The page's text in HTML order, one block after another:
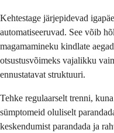
Kehtestage järjepidevad
automatiseeruvad. See võib
magamamineku kindlate
otsustusvõimeks vajalikku
ennustatavat struktuuri.
Tehke regulaarselt trenni,
sümptomeid oluliselt
keskendumist parandada ja